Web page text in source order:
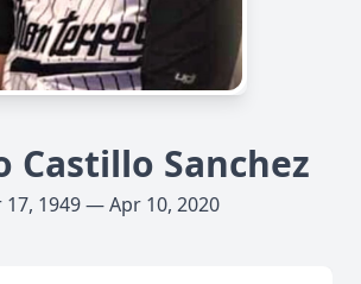
Castillo Sanchez
17, 1949 — Apr 10, 2020